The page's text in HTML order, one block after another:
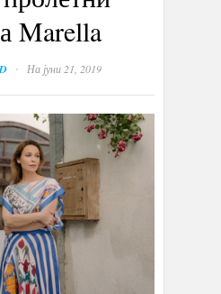
Marella
· На јуни 21, 2019